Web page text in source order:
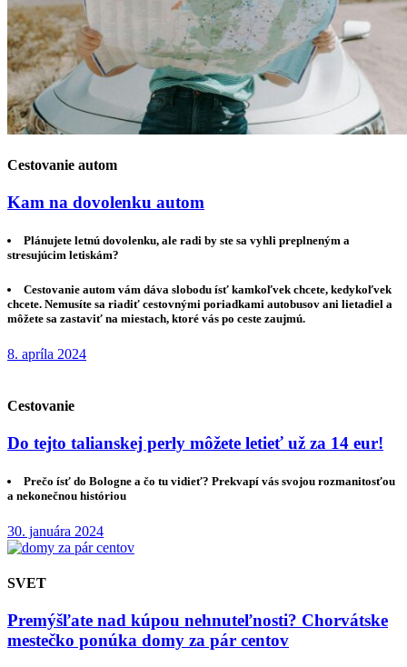
Cestovanie autom
Kam na dovolenku autom
Plánujete letnú dovolenku, ale radi by ste sa vyhli preplneným a
stresujúcim letiskám?
Cestovanie autom vám dáva slobodu ísť kamkoľvek chcete, kedykoľvek
chcete. Nemusíte sa riadiť cestovnými poriadkami autobusov ani lietadiel a
môžete sa zastaviť na miestach, ktoré vás po ceste zaujmú.
8. apríla 2024
Cestovanie
Do tejto talianskej perly môžete letieť už za 14 eur!
Prečo ísť do Bologne a čo tu vidieť? Prekvapí vás svojou rozmanitosťou
a nekonečnou históriou
30. januára 2024
SVET
Premýšľate nad kúpou nehnuteľnosti? Chorvátske
mestečko ponúka domy za pár centov